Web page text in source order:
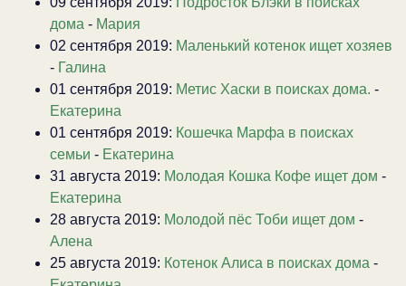
дома - Мария
02 сентября 2019: Маленький котенок ищет хозяев
- Галина
01 сентября 2019: Метис Хаски в поисках дома. -
Екатерина
01 сентября 2019: Кошечка Марфа в поисках
семьи - Екатерина
31 августа 2019: Молодая Кошка Кофе ищет дом -
Екатерина
28 августа 2019: Молодой пёс Тоби ищет дом -
Алена
25 августа 2019: Котенок Алиса в поисках дома -